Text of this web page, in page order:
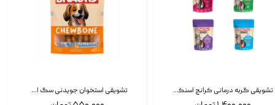
تشویقی استخوان جویدنی سگ اسنکی کرانچی با طعم مرغ Snacky Crunchy Munchy وزن 100 گرم تشویقی گربه درمانی کرانچ اسنکی با طعم میکس Snacky Crunch Cat Treats وزن 60 گرم بسته 4 عددی